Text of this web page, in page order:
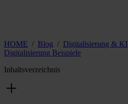
HOME / Blog / Digitalisierung & KI
Digitalisierung Beispiele
Inhaltsverzeichnis